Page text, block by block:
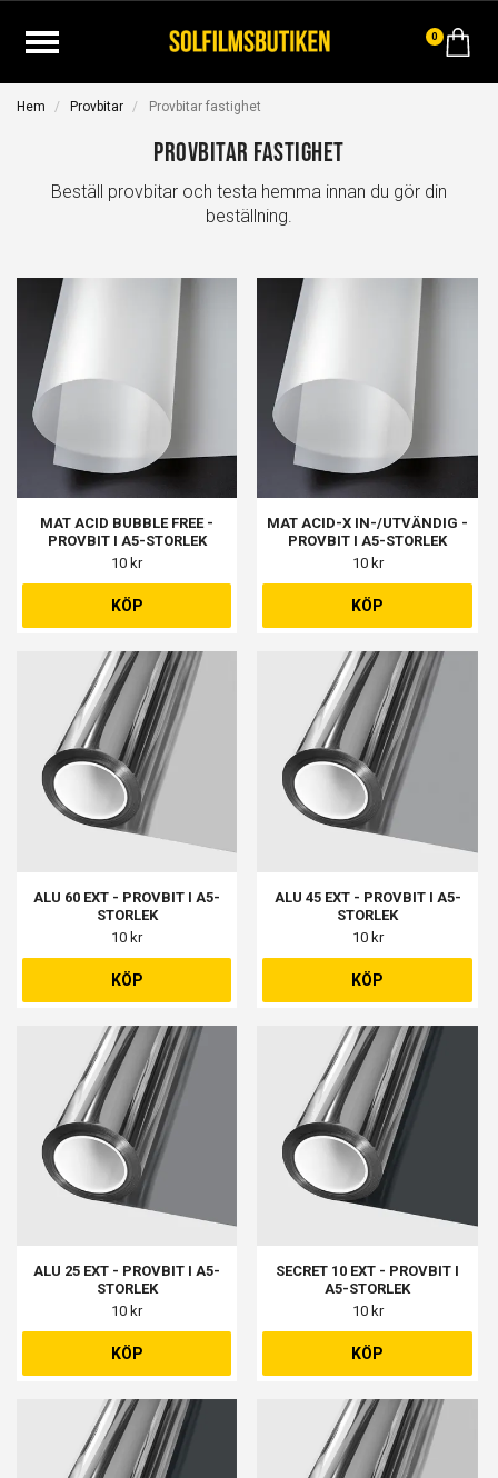
0
Hem Provbitar Provbitar fastighet
Provbitar fastighet
Beställ provbitar och testa hemma innan du gör din
beställning.
MAT ACID BUBBLE FREE -
PROVBIT I A5-STORLEK
10 kr
KÖP
MAT ACID-X IN-/UTVÄNDIG -
PROVBIT I A5-STORLEK
10 kr
KÖP
ALU 60 EXT - PROVBIT I A5-
STORLEK
10 kr
KÖP
ALU 45 EXT - PROVBIT I A5-
STORLEK
10 kr
KÖP
ALU 25 EXT - PROVBIT I A5-
STORLEK
10 kr
KÖP
SECRET 10 EXT - PROVBIT I
A5-STORLEK
10 kr
KÖP